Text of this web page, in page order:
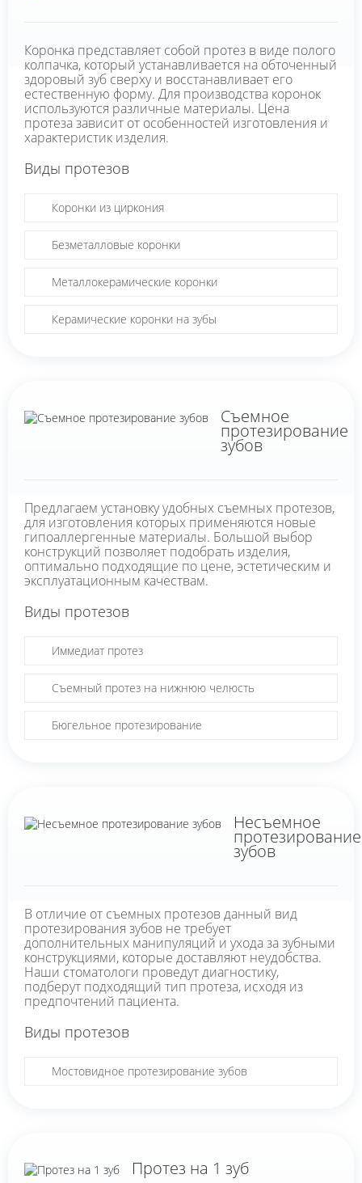
Коронка представляет собой протез в виде полого
колпачка, который устанавливается на обточенный
здоровый зуб сверху и восстанавливает его
естественную форму. Для производства коронок
используются различные материалы. Цена
протеза зависит от особенностей изготовления и
характеристик изделия.
Виды протезов
Коронки из циркония
Безметалловые коронки
Металлокерамические коронки
Керамические коронки на зубы
Съемное
протезирование
зубов
Предлагаем установку удобных съемных протезов,
для изготовления которых применяются новые
гипоаллергенные материалы. Большой выбор
конструкций позволяет подобрать изделия,
оптимально подходящие по цене, эстетическим и
эксплуатационным качествам.
Виды протезов
Иммедиат протез
Съемный протез на нижнюю челюсть
Бюгельное протезирование
Несъемное
протезирование
зубов
В отличие от съемных протезов данный вид
протезирования зубов не требует
дополнительных манипуляций и ухода за зубными
конструкциями, которые доставляют неудобства.
Наши стоматологи проведут диагностику,
подберут подходящий тип протеза, исходя из
предпочтений пациента.
Виды протезов
Мостовидное протезирование зубов
Протез на 1 зуб